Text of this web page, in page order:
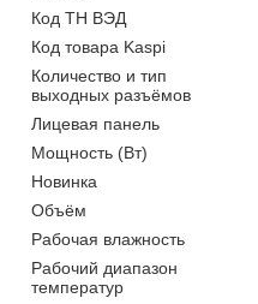
Код ТН ВЭД
Код товара Kaspi
Количество и тип
выходных разъёмов
Лицевая панель
Мощность (Bт)
Новинка
Объём
Рабочая влажность
Рабочий диапазон
температур